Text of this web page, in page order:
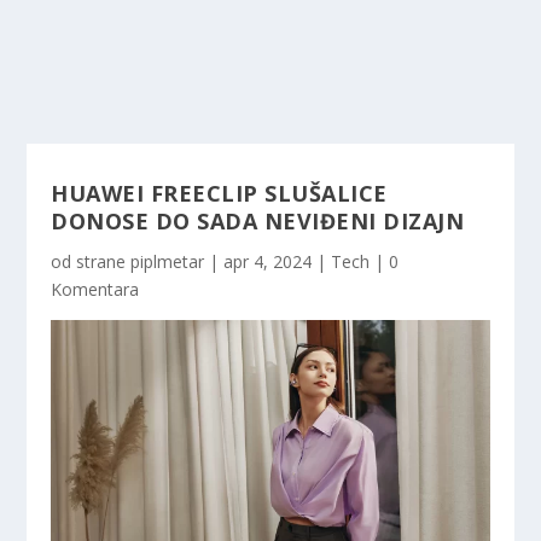
HUAWEI FREECLIP SLUŠALICE
DONOSE DO SADA NEVIĐENI DIZAJN
od stranepiplmetar | apr 4, 2024 | Tech | 0
Komentara